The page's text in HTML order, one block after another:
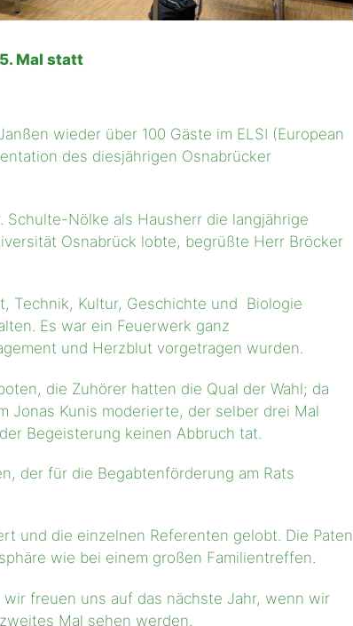
Mal statt
wieder über 100 Gäste im ELSI (European
des diesjährigen Osnabrücker
Schulte-Nölke als Hausherr die langjährige
Osnabrück lobte, begrüßte Herr Bröcker
Technik, Kultur, Geschichte und Biologie
Es war ein Feuerwerk ganz
und Herzblut vorgetragen wurden.
die Zuhörer hatten die Qual der Wahl; da
Jonas Kunis moderierte, der selber drei Mal
Begeisterung keinen Abbruch tat.
der für die Begabtenförderung am Rats
und die einzelnen Referenten gelobt. Die Paten
wie bei einem großen Familientreffen.
freuen uns auf das nächste Jahr, wenn wir
Mal sehen werden.